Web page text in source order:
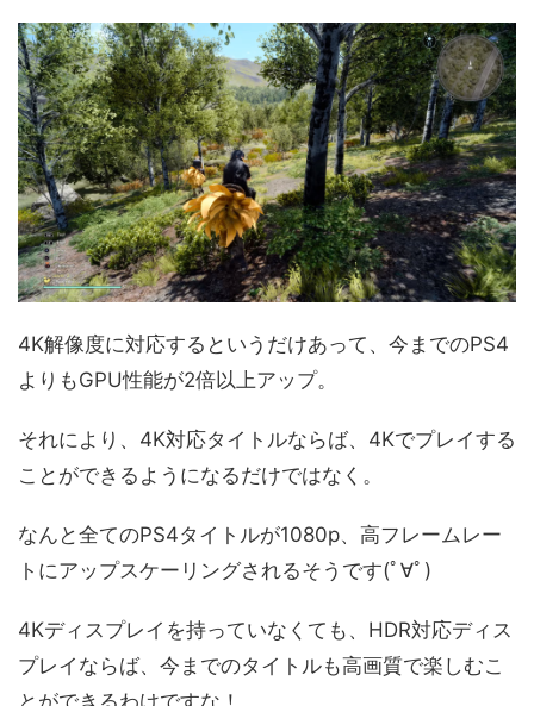
4K解像度に対応するというだけあって、今までのPS4
よりもGPU性能が2倍以上アップ。
それにより、4K対応タイトルならば、4Kでプレイする
ことができるようになるだけではなく。
なんと全てのPS4タイトルが1080p、高フレームレー
トにアップスケーリングされるそうです(ﾟ∀ﾟ)
4Kディスプレイを持っていなくても、HDR対応ディス
プレイならば、今までのタイトルも高画質で楽しむこ
とができるわけですな！